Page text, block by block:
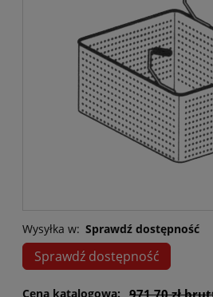
Wysyłka w: Sprawdź dostępność
Sprawdź dostępność
Cena katalogowa: